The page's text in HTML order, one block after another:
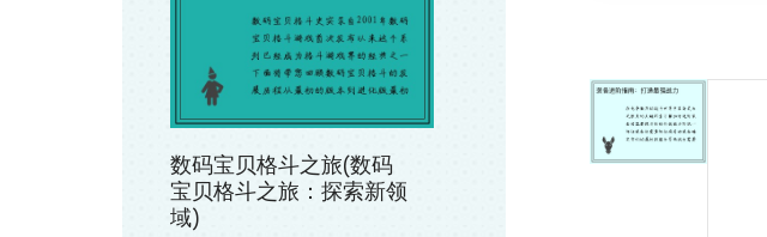
数码宝贝格斗之旅(数码
宝贝格斗之旅：探索新领
域)